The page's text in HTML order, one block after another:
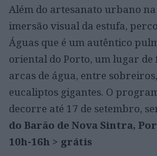
Além do artesanato urbano
imersão visual da estufa,
Águas que é um autêntico
oriental do Porto, um lugar de
arcas de água, entre
eucaliptos gigantes. O
decorre até 17 de setembro,
do Barão de Nova Sintra,
10h-16h > grátis